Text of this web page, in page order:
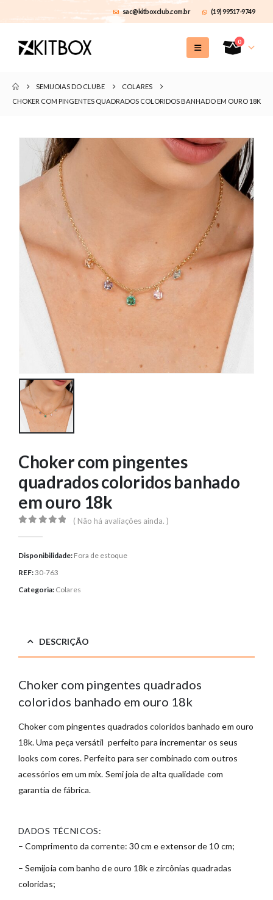
sac@kitboxclub.com.br (19) 99517-9749
0
SEMIJOIAS DO CLUBE
COLARES
CHOKER COM PINGENTES QUADRADOS COLORIDOS BANHADO EM OURO 18K
Choker com pingentes
quadrados coloridos banhado
em ouro 18k
( Não há avaliações ainda. )
Disponibilidade: Fora de estoque
REF:30-763
Categoria: Colares
DESCRIÇÃO
Choker com pingentes quadrados
coloridos banhado em ouro 18k
Choker com pingentes quadrados coloridos banhado em ouro
18k. Uma peça versátil perfeito para incrementar os seus
looks com cores. Perfeito para ser combinado com outros
acessórios em um mix. Semi joia de alta qualidade com
garantia de fábrica.
DADOS TÉCNICOS:
– Comprimento da corrente: 30 cm e extensor de 10 cm;
– Semijoia com banho de ouro 18k e zircônias quadradas
coloridas;